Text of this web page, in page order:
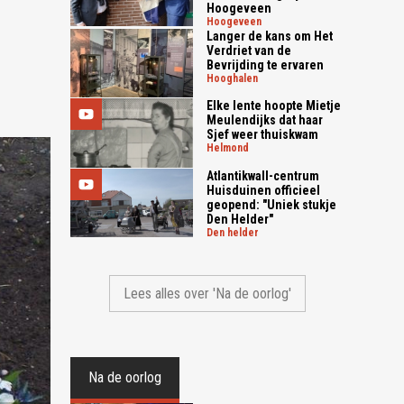
Hoogeveen
hoogeveen
Langer de kans om Het
Verdriet van de
Bevrijding te ervaren
hooghalen
Elke lente hoopte Mietje
Meulendijks dat haar
Sjef weer thuiskwam
helmond
Atlantikwall-centrum
Huisduinen officieel
geopend: "Uniek stukje
Den Helder"
den helder
Lees alles over 'Na de oorlog'
Na de oorlog